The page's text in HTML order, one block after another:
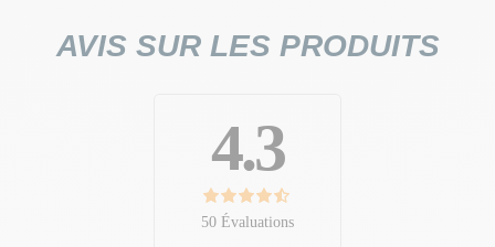
AVIS SUR LES PRODUITS
4.3
50 Évaluations